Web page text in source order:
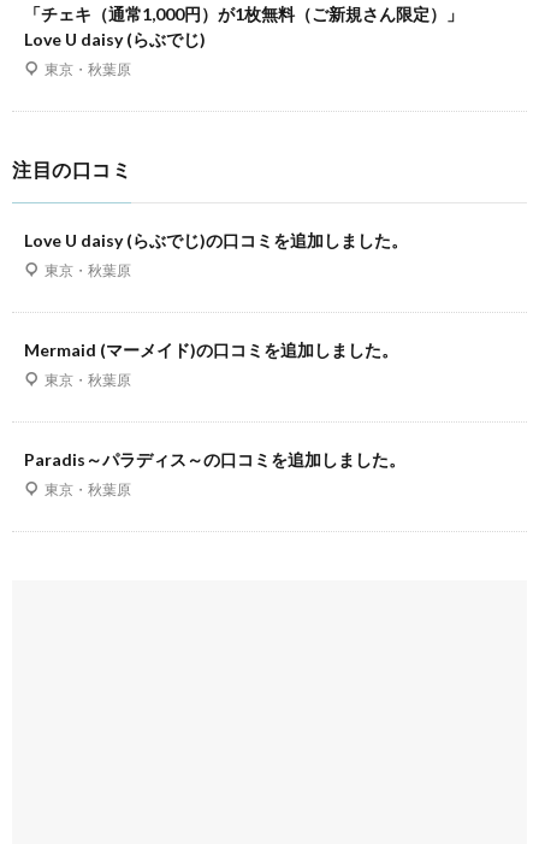
「チェキ（通常1,000円）が1枚無料（ご新規さん限定）」
Love U daisy (らぶでじ)
東京・秋葉原
注目の口コミ
Love U daisy (らぶでじ)の口コミを追加しました。
東京・秋葉原
Mermaid (マーメイド)の口コミを追加しました。
東京・秋葉原
Paradis～パラディス～の口コミを追加しました。
東京・秋葉原